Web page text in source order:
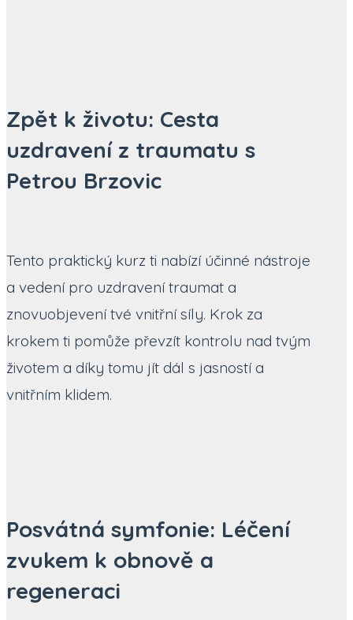
Zpět k životu: Cesta
uzdravení z traumatu s
Petrou Brzovic
Tento praktický kurz ti nabízí účinné nástroje
a vedení pro uzdravení traumat a
znovuobjevení tvé vnitřní síly. Krok za
krokem ti pomůže převzít kontrolu nad tvým
životem a díky tomu jít dál s jasností a
vnitřním klidem.
Posvátná symfonie: Léčení
zvukem k obnově a
regeneraci